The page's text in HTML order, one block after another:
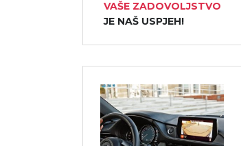
VAŠE ZADOVOLJSTVO
JE NAŠ USPJEH!